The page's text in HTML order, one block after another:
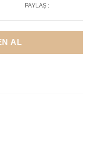
PAYLAŞ :